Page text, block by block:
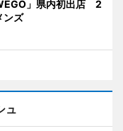
」県内初出店 2
ンズ
ュ